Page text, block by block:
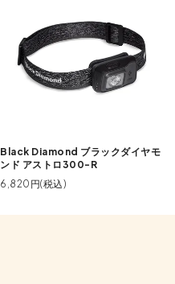
Black Diamond ブラックダイヤモ
ンド アストロ300-R
6,820円(税込)